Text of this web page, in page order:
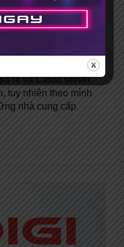
4 Comments
chính. Đó là shared
rẻ và Cloud server.
tuy nhiên theo mình
nhà cung cấp